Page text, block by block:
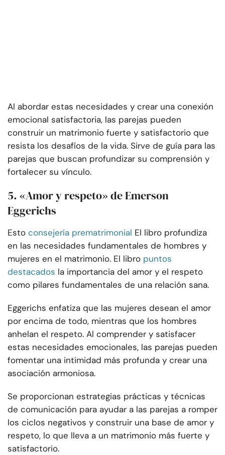
Al abordar estas necesidades y crear una conexión
emocional satisfactoria, las parejas pueden
construir un matrimonio fuerte y satisfactorio que
resista los desafíos de la vida. Sirve de guía para las
parejas que buscan profundizar su comprensión y
fortalecer su vínculo.
5. «Amor y respeto» de Emerson
Eggerichs
Esto consejería prematrimonial El libro profundiza
en las necesidades fundamentales de hombres y
mujeres en el matrimonio. El libro puntos
destacados la importancia del amor y el respeto
como pilares fundamentales de una relación sana.
Eggerichs enfatiza que las mujeres desean el amor
por encima de todo, mientras que los hombres
anhelan el respeto. Al comprender y satisfacer
estas necesidades emocionales, las parejas pueden
fomentar una intimidad más profunda y crear una
asociación armoniosa.
Se proporcionan estrategias prácticas y técnicas
de comunicación para ayudar a las parejas a romper
los ciclos negativos y construir una base de amor y
respeto, lo que lleva a un matrimonio más fuerte y
satisfactorio.